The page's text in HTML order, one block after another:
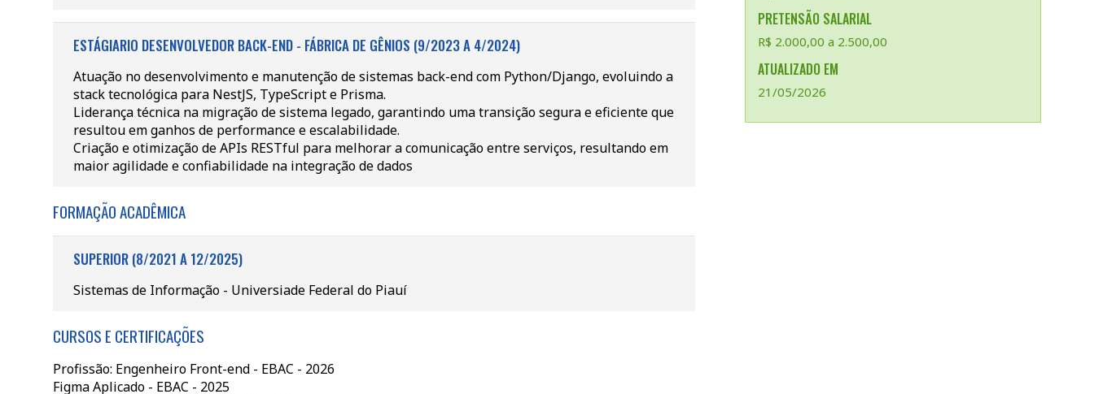
PRETENSÃO SALARIAL
R$ 2.000,00 a 2.500,00
ATUALIZADO EM
21/05/2026
ESTÁGIARIO DESENVOLVEDOR BACK-END - FÁBRICA DE GÊNIOS (9/2023 A 4/2024)
Atuação no desenvolvimento e manutenção de sistemas back-end com Python/Django, evoluindo a
stack tecnológica para NestJS, TypeScript e Prisma.
Liderança técnica na migração de sistema legado, garantindo uma transição segura e eficiente que
resultou em ganhos de performance e escalabilidade.
Criação e otimização de APIs RESTful para melhorar a comunicação entre serviços, resultando em
maior agilidade e confiabilidade na integração de dados
FORMAÇÃO ACADÊMICA
SUPERIOR (8/2021 A 12/2025)
Sistemas de Informação - Universiade Federal do Piauí
CURSOS E CERTIFICAÇÕES
Profissão: Engenheiro Front-end - EBAC - 2026
Figma Aplicado - EBAC - 2025